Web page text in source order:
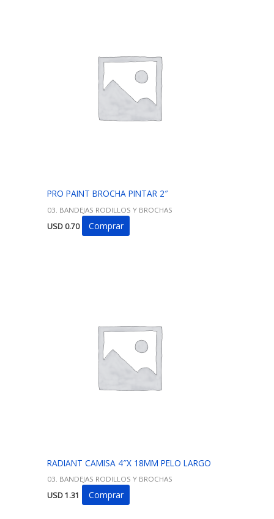
PRO PAINT BROCHA PINTAR 2″
03. BANDEJAS RODILLOS Y BROCHAS
USD 0.70 Comprar
RADIANT CAMISA 4″X 18MM PELO LARGO
03. BANDEJAS RODILLOS Y BROCHAS
USD1.31 Comprar